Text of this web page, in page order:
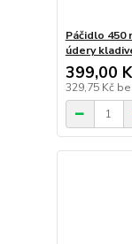
Páčidlo 450
údery
399,00
329,75 Kč